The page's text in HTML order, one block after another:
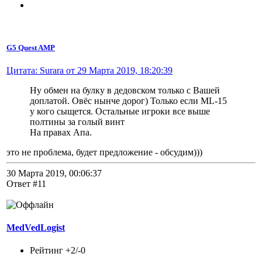
G5 Quest AMP
Цитата: Surara от 29 Марта 2019, 18:20:39
Ну обмен на булку в дедовском только с Вашей
доплатой. Овёс нынче дорог) Только если ML-15
у кого сыщется. Остальные игроки все выше
полтины за голый винт
На правах Апа.
это не проблема, будет предложение - обсудим)))
30 Марта 2019, 00:06:37
Ответ #11
MedVedLogist
Рейтинг +2/-0